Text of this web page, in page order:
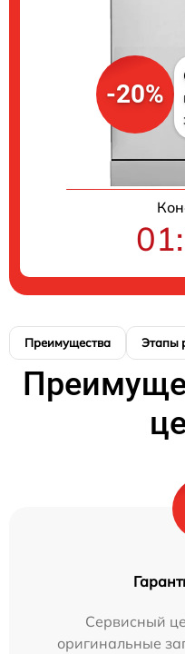
-20%
Преимущества Этапы
Сервисный
оригинальные